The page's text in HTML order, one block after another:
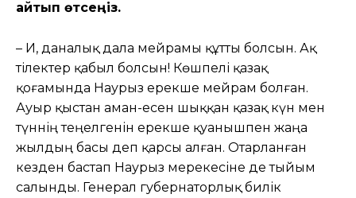
айтып өтсеңіз.
– Иә, даналық дала мейрамы құтты болсын. Ақ
тілектер қабыл болсын! Көшпелі қазақ
қоғамында Наурыз ерекше мейрам болған.
Ауыр қыстан аман-есен шыққан қазақ күн мен
түннің теңелгенін ерекше қуанышпен жаңа
жылдың басы деп қарсы алған. Отарланған
кезден бастап Наурыз мерекесіне де тыйым
салынды. Генерал губернаторлық билік